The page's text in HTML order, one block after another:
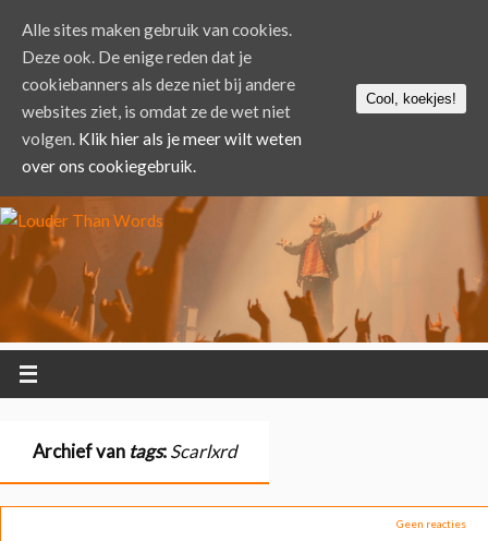
Archief van tags:Scarlxrd
Geen reacties
Alle sites maken gebruik van cookies.
Deze ook. De enige reden dat je
cookiebanners als deze niet bij andere
websites ziet, is omdat ze de wet niet
volgen. Klik hier als je meer wilt weten
over ons cookiegebruik.
Cool, koekjes!